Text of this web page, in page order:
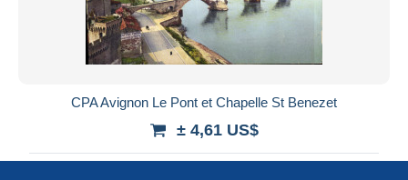
CPA Avignon Le Pont et Chapelle St Benezet
± 4,61 US$